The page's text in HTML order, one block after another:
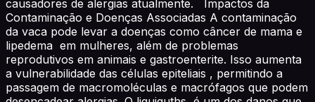
causadores de alergias atualmente. Impactos da
Contaminação e Doenças Associadas A contaminação
da vaca pode levar a doenças como câncer de mama e
lipedema em mulheres, além de problemas
reprodutivos em animais e gastroenterite. Isso aumenta
a vulnerabilidade das células epiteliais , permitindo a
passagem de macromoléculas e macrófagos que podem